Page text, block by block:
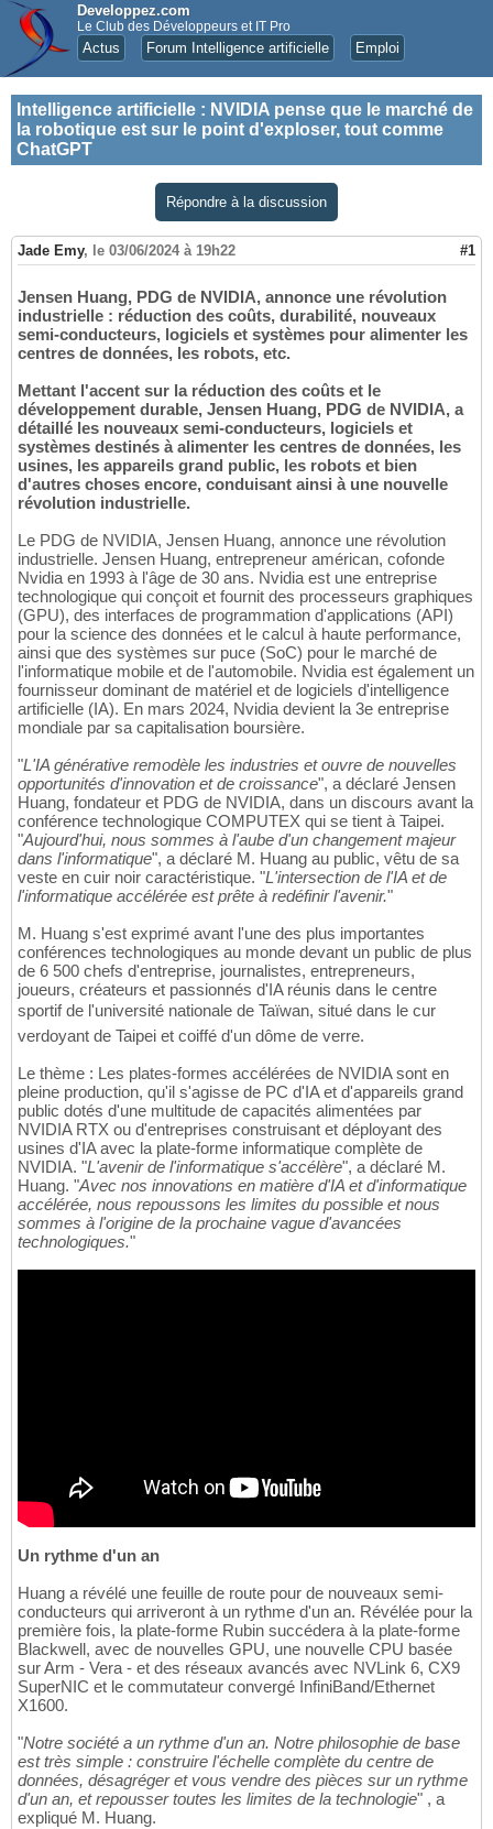
Developpez.com
Le Club des Développeurs et IT Pro
Actus Forum Intelligence artificielle Emploi
Intelligence artificielle : NVIDIA pense que le marché de
la robotique est sur le point d'exploser, tout comme
ChatGPT
Répondre à la discussion
Jade Emy, le 03/06/2024 à 19h22 #1
Jensen Huang, PDG de NVIDIA, annonce une révolution
industrielle : réduction des coûts, durabilité, nouveaux
semi-conducteurs, logiciels et systèmes pour alimenter les
centres de données, les robots, etc.
Mettant l'accent sur la réduction des coûts et le
développement durable, Jensen Huang, PDG de NVIDIA, a
détaillé les nouveaux semi-conducteurs, logiciels et
systèmes destinés à alimenter les centres de données, les
usines, les appareils grand public, les robots et bien
d'autres choses encore, conduisant ainsi à une nouvelle
révolution industrielle.
Le PDG de NVIDIA, Jensen Huang, annonce une révolution
industrielle. Jensen Huang, entrepreneur américan, cofonde
Nvidia en 1993 à l'âge de 30 ans. Nvidia est une entreprise
technologique qui conçoit et fournit des processeurs graphiques
(GPU), des interfaces de programmation d'applications (API)
pour la science des données et le calcul à haute performance,
ainsi que des systèmes sur puce (SoC) pour le marché de
l'informatique mobile et de l'automobile. Nvidia est également un
fournisseur dominant de matériel et de logiciels d'intelligence
artificielle (IA). En mars 2024, Nvidia devient la 3e entreprise
mondiale par sa capitalisation boursière.
"L'IA générative remodèle les industries et ouvre de nouvelles
opportunités d'innovation et de croissance", a déclaré Jensen
Huang, fondateur et PDG de NVIDIA, dans un discours avant la
conférence technologique COMPUTEX qui se tient à Taipei.
"Aujourd'hui, nous sommes à l'aube d'un changement majeur
dans l'informatique", a déclaré M. Huang au public, vêtu de sa
veste en cuir noir caractéristique. "L'intersection de l'IA et de
l'informatique accélérée est prête à redéfinir l'avenir."
M. Huang s'est exprimé avant l'une des plus importantes
conférences technologiques au monde devant un public de plus
de 6 500 chefs d'entreprise, journalistes, entrepreneurs,
joueurs, créateurs et passionnés d'IA réunis dans le centre
sportif de l'université nationale de Taïwan, situé dans le cur
verdoyant de Taipei et coiffé d'un dôme de verre.
Le thème : Les plates-formes accélérées de NVIDIA sont en
pleine production, qu'il s'agisse de PC d'IA et d'appareils grand
public dotés d'une multitude de capacités alimentées par
NVIDIA RTX ou d'entreprises construisant et déployant des
usines d'IA avec la plate-forme informatique complète de
NVIDIA. "L'avenir de l'informatique s'accélère", a déclaré M.
Huang. "Avec nos innovations en matière d'IA et d'informatique
accélérée, nous repoussons les limites du possible et nous
sommes à l'origine de la prochaine vague d'avancées
technologiques."
Un rythme d'un an
Huang a révélé une feuille de route pour de nouveaux semi-
conducteurs qui arriveront à un rythme d'un an. Révélée pour la
première fois, la plate-forme Rubin succédera à la plate-forme
Blackwell, avec de nouvelles GPU, une nouvelle CPU basée
sur Arm - Vera - et des réseaux avancés avec NVLink 6, CX9
SuperNIC et le commutateur convergé InfiniBand/Ethernet
X1600.
"Notre société a un rythme d'un an. Notre philosophie de base
est très simple : construire l'échelle complète du centre de
données, désagréger et vous vendre des pièces sur un rythme
d'un an, et repousser toutes les limites de la technologie" , a
expliqué M. Huang.